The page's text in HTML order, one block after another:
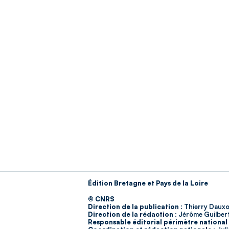
Édition Bretagne et Pays de la Loire
© CNRS
Direction de la publication : Thierry
Direction de la rédaction : Jérôme
Responsable éditorial périmètre national